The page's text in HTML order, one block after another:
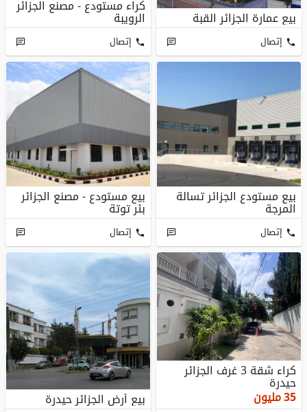
بيع عمارة الجزائر القبة
إتصال
كراء مستودع - مصنع الجزائر
الرويبة
إتصال
بيع مستودع الجزائر تسالة
المرجة
إتصال
بيع مستودع - مصنع الجزائر
بئر توتة
إتصال
كراء شقة 3 غرف الجزائر
حيدرة
35مليون بيع أرض الجزائر حيدرة